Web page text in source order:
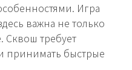
Игра
важна не только
Сквош требует
принимать быстрые